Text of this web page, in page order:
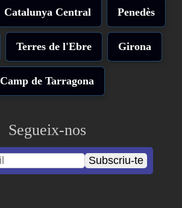
Catalunya Central Penedès
Terres de l'Ebre Girona
Camp de Tarragona
Segueix-nos
Subscriu-te